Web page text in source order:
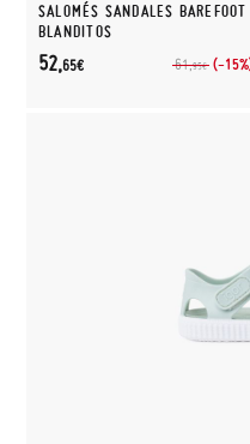
SALOMÉS SANDALES BAREFOOT
BLANDITOS
61,95€ (-
52,65€